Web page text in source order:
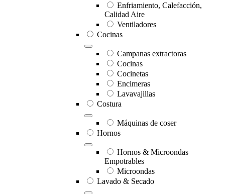
Enfriamiento, Calefacción,
Calidad Aire
Ventiladores
Cocinas
Campanas extractoras
Cocinas
Cocinetas
Encimeras
Lavavajillas
Costura
Máquinas de coser
Hornos
Hornos & Microondas
Empotrables
Microondas
Lavado & Secado